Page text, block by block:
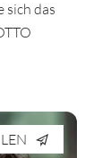
sich das